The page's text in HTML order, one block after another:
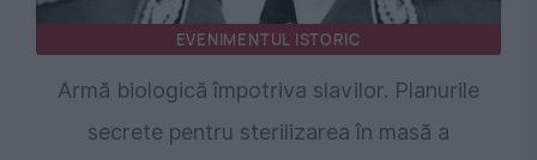
EVENIMENTUL ISTORIC
Armă biologică împotriva slavilor. Planurile
secrete pentru sterilizarea în masă a